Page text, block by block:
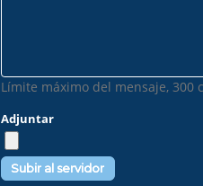
Límite máximo del mensaje, 300
Adjuntar